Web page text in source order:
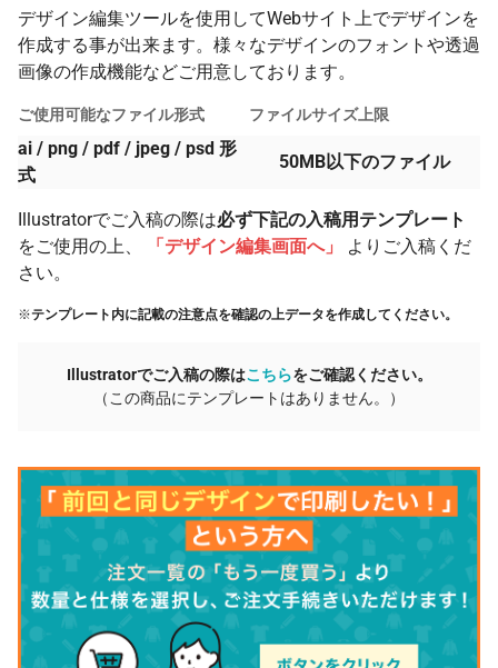
デザイン編集ツールを使用してWebサイト上でデザインを
作成する事が出来ます。様々なデザインのフォントや透過
画像の作成機能などご用意しております。
ご使用可能なファイル形式
ai / png / pdf / jpeg / psd 形
式
ファイルサイズ上限
50MB以下のファイル
Illustratorでご入稿の際は必ず下記の入稿用テンプレート
をご使用の上、
「デザイン編集画面へ」
よりご入稿くだ
さい。
※テンプレート内に記載の注意点を確認の上データを作成してください。
Illustratorでご入稿の際はこちらをご確認ください。
（この商品にテンプレートはありません。）